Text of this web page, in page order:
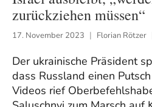
zurückziehen müssen“
17. November 2023 Florian Rötzer
Der ukrainische Präsident
dass Russland einen
Videos rief